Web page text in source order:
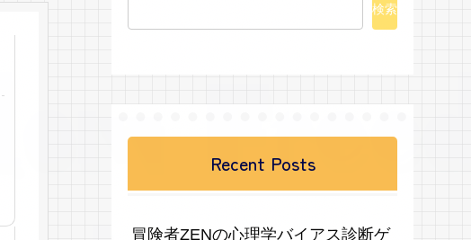
検索
Recent Posts
冒険者ZENの心理学バイアス診断ゲ